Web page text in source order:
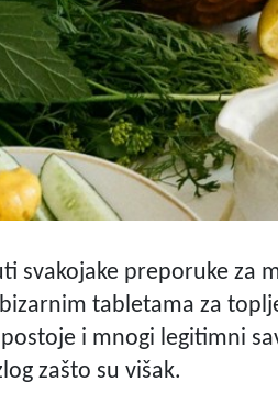
svakojake preporuke za
tabletama za
i mnogi legitimni
zašto su višak.